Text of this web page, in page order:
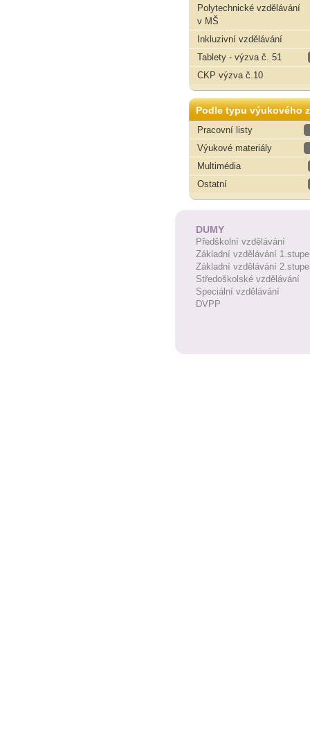
Polytechnické vzdělávání
v MŠ
Inkluzivní vzdělávání
Tablety - výzva č. 51
CKP výzva č.10
Podle typu výukového
Pracovní listy
Výukové materiály
Multimédia
Ostatní
DUMY
Předškolní vzdělávání
Základní vzdělávání
Základní vzdělávání
Středoškolské vzdělávání
Speciální vzdělávání
DVPP